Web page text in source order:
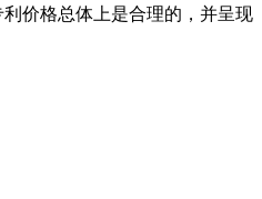
价格总体上是合理的，并呈现